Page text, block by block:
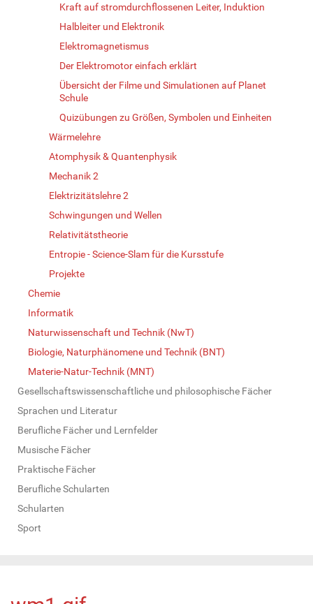
Kraft auf stromdurchflossenen Leiter, Induktion
Halbleiter und Elektronik
Elektromagnetismus
Der Elektromotor einfach erklärt
Übersicht der Filme und Simulationen auf Planet
Schule
Quizübungen zu Größen, Symbolen und Einheiten
Wärmelehre
Atomphysik & Quantenphysik
Mechanik 2
Elektrizitätslehre 2
Schwingungen und Wellen
Relativitätstheorie
Entropie - Science-Slam für die Kursstufe
Projekte
Chemie
Informatik
Naturwissenschaft und Technik (NwT)
Biologie, Naturphänomene und Technik (BNT)
Materie-Natur-Technik (MNT)
Gesellschaftswissenschaftliche und philosophische Fächer
Sprachen und Literatur
Berufliche Fächer und Lernfelder
Musische Fächer
Praktische Fächer
Berufliche Schularten
Schularten
Sport